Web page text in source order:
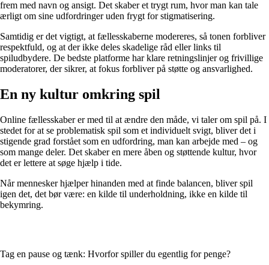
frem med navn og ansigt. Det skaber et trygt rum, hvor man kan tale
ærligt om sine udfordringer uden frygt for stigmatisering.
Samtidig er det vigtigt, at fællesskaberne modereres, så tonen forbliver
respektfuld, og at der ikke deles skadelige råd eller links til
spiludbydere. De bedste platforme har klare retningslinjer og frivillige
moderatorer, der sikrer, at fokus forbliver på støtte og ansvarlighed.
En ny kultur omkring spil
Online fællesskaber er med til at ændre den måde, vi taler om spil på. I
stedet for at se problematisk spil som et individuelt svigt, bliver det i
stigende grad forstået som en udfordring, man kan arbejde med – og
som mange deler. Det skaber en mere åben og støttende kultur, hvor
det er lettere at søge hjælp i tide.
Når mennesker hjælper hinanden med at finde balancen, bliver spil
igen det, det bør være: en kilde til underholdning, ikke en kilde til
bekymring.
Tag en pause og tænk: Hvorfor spiller du egentlig for penge?